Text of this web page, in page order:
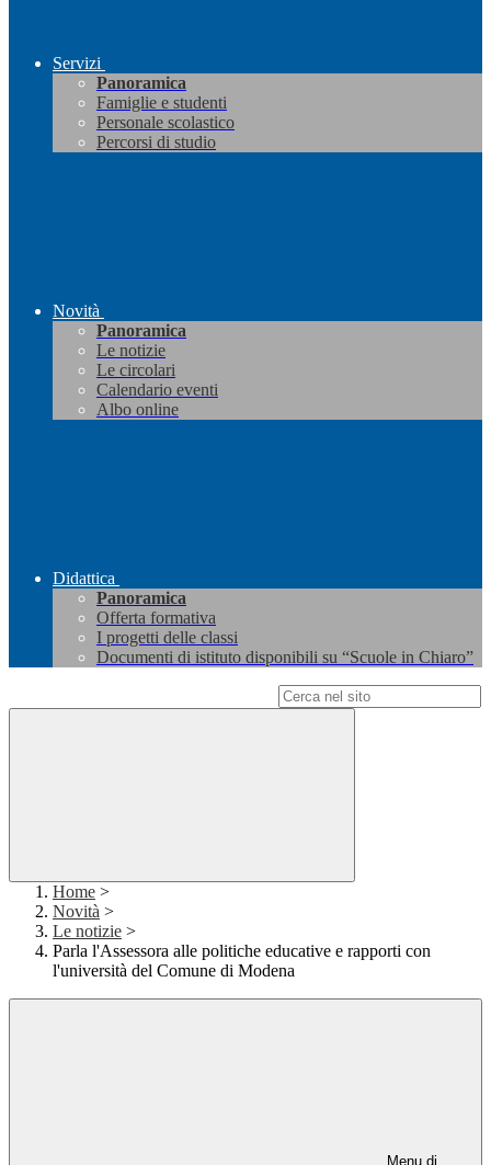
Servizi
Panoramica
Famiglie e studenti
Personale scolastico
Percorsi di studio
Novità
Panoramica
Le notizie
Le circolari
Calendario eventi
Albo online
Didattica
Panoramica
Offerta formativa
I progetti delle classi
Documenti di istituto disponibili su “Scuole in Chiaro”
Home >
Novità >
Le notizie >
Parla l'Assessora alle politiche educative e rapporti con
l'università del Comune di Modena
Menu di